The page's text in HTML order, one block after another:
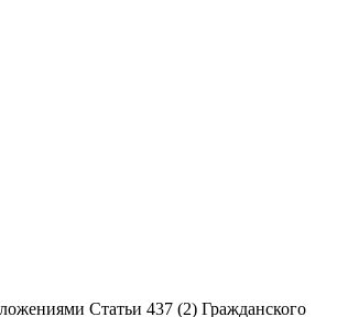
Статьи 437 (2) Гражданского